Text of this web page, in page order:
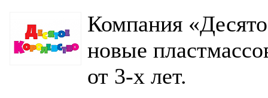
Компания
новые
от 3-х лет.